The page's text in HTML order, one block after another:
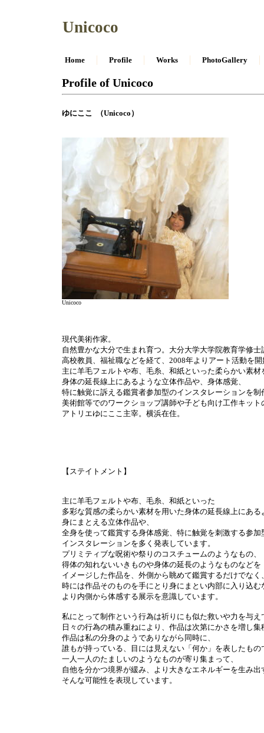
Unicoco
Home Profile Works PhotoGallery
Profile of Unicoco
ゆにここ （Unicoco）
Unicoco
現代美術作家。
自然豊かな大分で生まれ育つ。大分大学大学院教育学修士
高校教員、福祉職などを経て、2008年よりアート活動を開
主に羊毛フェルトや布、毛糸、和紙といった柔らかい素材
身体の延長線上にあるような立体作品や、身体感覚、
特に触覚に訴える鑑賞者参加型のインスタレーションを制
美術館等でのワークショップ講師や子ども向け工作キッ
アトリエゆにここ主宰。横浜在住。
【ステイトメント】
主に羊毛フェルトや布、毛糸、和紙といった
多彩な質感の柔らかい素材を用いた身体の延長線上にある
身にまとえる立体作品や、
全身を使って鑑賞する身体感覚、特に触覚を刺激する参加
インスタレーションを多く発表しています。
プリミティブな呪術や祭りのコスチュームのようなもの、
得体の知れないいきものや身体の延長のようなものなどを
イメージした作品を、外側から眺めて鑑賞するだけでなく
時には作品そのものを手にとり身にまとい内部に入り込む
より内側から体感する展示を意識しています。
私にとって制作という行為は祈りにも似た救いや力を与え
日々の行為の積み重ねにより、作品は次第にかさを増し
作品は私の分身のようでありながら同時に、
誰もが持っている、目には見えない「何か」を表したもの
一人一人のたましいのようなものが寄り集まって、
自他を分かつ境界が緩み、より大きなエネルギーを生み出
そんな可能性を表現しています。